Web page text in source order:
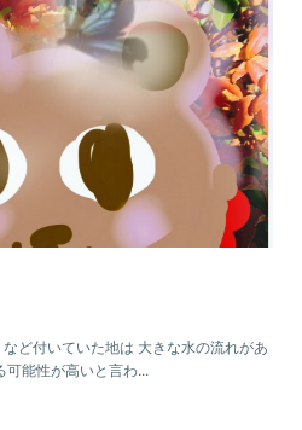
付いていた地は 大きな水の流れがあ
可能性が高いと言わ...